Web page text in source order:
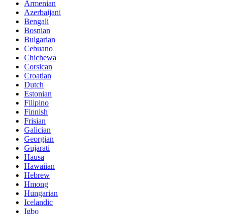
Armenian
Azerbaijani
Bengali
Bosnian
Bulgarian
Cebuano
Chichewa
Corsican
Croatian
Dutch
Estonian
Filipino
Finnish
Frisian
Galician
Georgian
Gujarati
Hausa
Hawaiian
Hebrew
Hmong
Hungarian
Icelandic
Igbo